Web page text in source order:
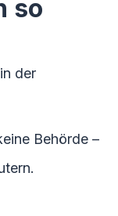
so
der
Behörde –